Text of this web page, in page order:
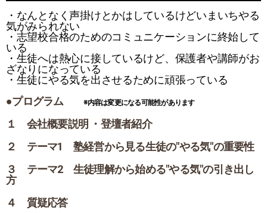
・なんとなく声掛けとかはしているけどいまいちやる
気がみられない
・志望校合格のためのコミュニケーションに終始して
いる
・生徒へは熱心に接しているけど、保護者や講師がお
ざなりになっている
・生徒にやる気を出させるために頑張っている
●プログラム ※内容は変更になる可能性があります
１ 会社概要説明 ・登壇者紹介
２ テーマ1 塾経営から見る生徒の"やる気"の重要性
３ テーマ2 生徒理解から始める"やる気"の引き出し
方
４ 質疑応答